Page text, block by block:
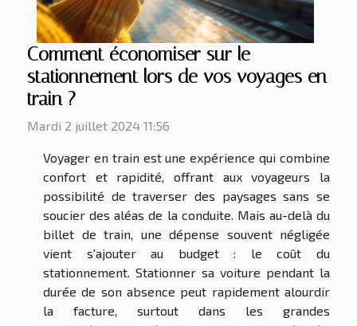
Comment économiser sur le
stationnement lors de vos voyages en
train ?
Mardi 2 juillet 2024 11:56
Voyager en train est une expérience qui combine
confort et rapidité, offrant aux voyageurs la
possibilité de traverser des paysages sans se
soucier des aléas de la conduite. Mais au-delà du
billet de train, une dépense souvent négligée
vient s'ajouter au budget : le coût du
stationnement. Stationner sa voiture pendant la
durée de son absence peut rapidement alourdir
la facture, surtout dans les grandes